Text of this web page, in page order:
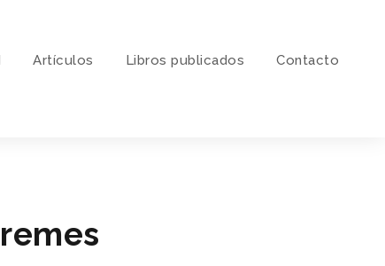
Artí­culos Libros publicados Contacto